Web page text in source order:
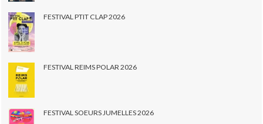
FESTIVAL PTIT CLAP 2026
FESTIVAL REIMS POLAR 2026
FESTIVAL SOEURS JUMELLES 2026